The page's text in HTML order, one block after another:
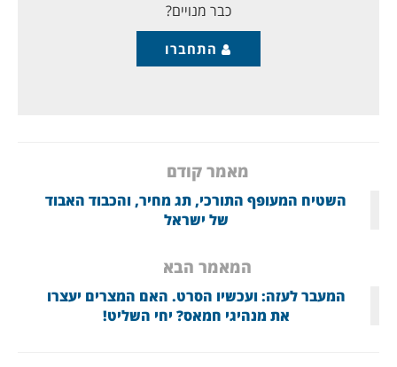
כבר מנויים?
התחברו
מאמר קודם
השטיח המעופף התורכי, תג מחיר, והכבוד האבוד
של ישראל
המאמר הבא
המעבר לעזה: ועכשיו הסרט. האם המצרים יעצרו
את מנהיגי חמאס? יחי השליט!